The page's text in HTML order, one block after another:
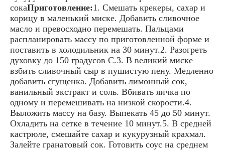
сокаПриготовление:1. Смешать крекеры, сахар и
корицу в маленький миске. Добавить сливочное
масло и превосходно перемешать. Пальцами
распланировать массу по приготовленной форме и
поставить в холодильник на 30 минут.2. Разогреть
духовку до 150 градусов С.3. В великий миске
взбить сливочный сыр в пушистую пену. Медленно
добавить сгущенка. Добавить лимонный сок,
ванильный экстракт и соль. Вбивать яичка по
одному и перемешивать на низкой скорости.4.
Выложить массу на базу. Выпекать 45 до 50 минут.
Охладить на сетке в течение 10 минут.5. В средней
кастрюле, смешайте сахар и кукурузный крахмал.
Залейте гранатовый сок. Готовить соус на среднем